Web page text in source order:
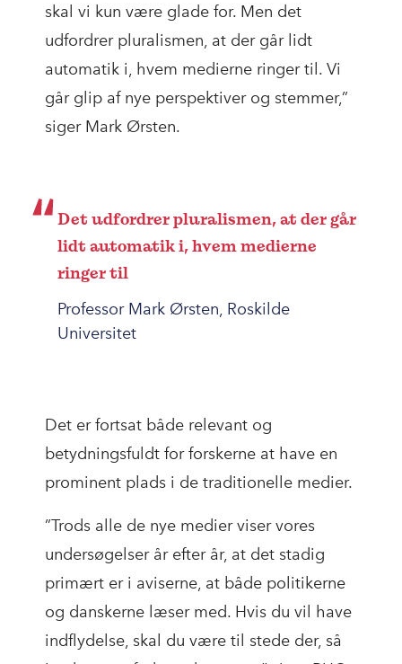
skal vi kun være glade for. Men det
udfordrer pluralismen, at der går lidt
automatik i, hvem medierne ringer til. Vi
går glip af nye perspektiver og stemmer,”
siger Mark Ørsten.
Det udfordrer pluralismen, at der går
lidt automatik i, hvem medierne
ringer til
Professor Mark Ørsten, Roskilde
Universitet
Det er fortsat både relevant og
betydningsfuldt for forskerne at have en
prominent plads i de traditionelle medier.
”Trods alle de nye medier viser vores
undersøgelser år efter år, at det stadig
primært er i aviserne, at både politikerne
og danskerne læser med. Hvis du vil have
indflydelse, skal du være til stede der, så